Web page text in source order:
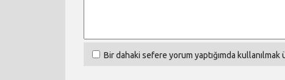
Bir dahaki sefere yorum yaptığımda